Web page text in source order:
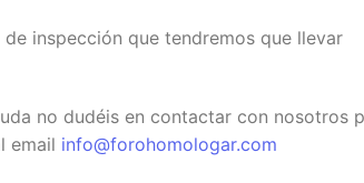
inspección que tendremos que llevar
no dudéis en contactar con nosotros
email info@forohomologar.com